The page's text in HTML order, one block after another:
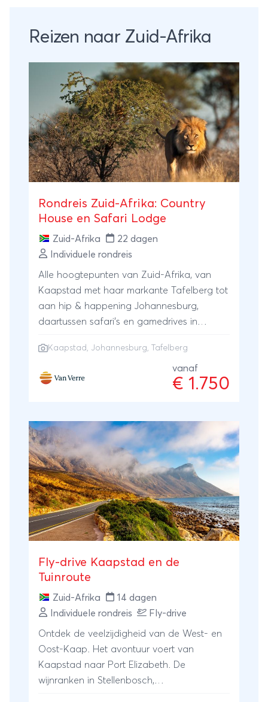
Reizen naar Zuid-Afrika
Rondreis Zuid-Afrika: Country
House en Safari Lodge
Zuid-Afrika
22 dagen
Individuele rondreis
Alle hoogtepunten van Zuid-Afrika, van
Kaapstad met haar markante Tafelberg tot
aan hip & happening Johannesburg,
daartussen safari’s en gamedrives in
complete kennismaking met de diversiteit in
cultuur en natuur, wacht je nòg een
bijzondere ervaring: overnachten bij
wordt ontvangen met de hartelijke
gastvrijheid die zo kenmerkend is voor de
Zuid-Afrikaanse bevolking. Bij Van Verre
stel je jouw eigen reis samen. Laat je
inspireren door dit reisschema. Geef jouw
persoonlijke wensen en ideeën door en de
reis wordt op maat voor je samengesteld.
Ook de vertrekdatum bepaal jezelf!
Kaapstad , Johannesburg, Tafelberg
vanaf
€ 1.750
Fly-drive Kaapstad en de
Tuinroute
Zuid-Afrika
14 dagen
Individuele rondreis
Fly-drive
Ontdek de veelzijdigheid van de West- en
Oost-Kaap. Het avontuur voert van
Kaapstad naar Port Elizabeth. De
wijnranken in Stellenbosch,